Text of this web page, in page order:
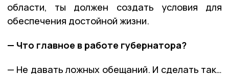
области, ты должен создать условия для
обеспечения достойной жизни.
— Что главное в работе губернатора?
— Не давать ложных обещаний. И сделать так…